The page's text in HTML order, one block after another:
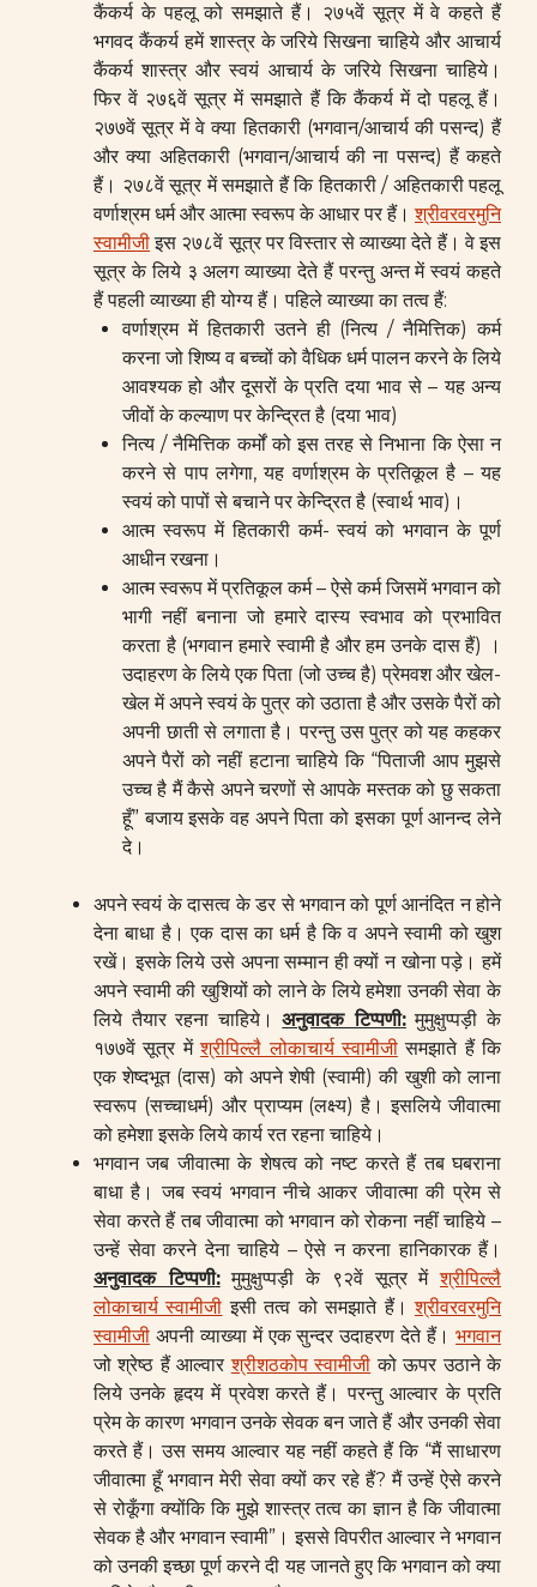
कैंकर्य के पहलू को समझाते हैं। २७५वें सूत्र में वे कहते हैं
भगवद कैंकर्य हमें शास्त्र के जरिये सिखना चाहिये और आचार्य
कैंकर्य शास्त्र और स्वयं आचार्य के जरिये सिखना चाहिये।
फिर वें २७६वें सूत्र में समझाते हैं कि कैंकर्य में दो पहलू हैं।
२७७वें सूत्र में वे क्या हितकारी (भगवान/आचार्य की पसन्द) हैं
और क्या अहितकारी (भगवान/आचार्य की ना पसन्द) हैं कहते
हैं। २७८वें सूत्र में समझाते हैं कि हितकारी / अहितकारी पहलू
वर्णाश्रम धर्म और आत्मा स्वरूप के आधार पर हैं।श्रीवरवरमुनि
स्वामीजीइस २७८वें सूत्र पर विस्तार से व्याख्या देते हैं। वे इस
सूत्र के लिये ३ अलग व्याख्या देते हैं परन्तु अन्त में स्वयं कहते
हैं पहली व्याख्या ही योग्य हैं। पहिले व्याख्या का तत्व हैं:
वर्णाश्रम में हितकारी उतने ही (नित्य / नैमित्तिक) कर्म
करना जो शिष्य व बच्चों को वैधिक धर्म पालन करने के लिये
आवश्यक हो और दूसरों के प्रति दया भाव से – यह अन्य
जीवों के कल्याण पर केन्द्रित है (दया भाव)
नित्य / नैमित्तिक कर्मों को इस तरह से निभाना कि ऐसा न
करने से पाप लगेगा, यह वर्णाश्रम के प्रतिकूल है – यह
स्वयं को पापों से बचाने पर केन्द्रित है (स्वार्थ भाव)।
आत्म स्वरूप में हितकारी कर्म- स्वयं को भगवान के पूर्ण
आधीन रखना।
आत्म स्वरूप में प्रतिकूल कर्म – ऐसे कर्म जिसमें भगवान को
भागी नहीं बनाना जो हमारे दास्य स्वभाव को प्रभावित
करता है (भगवान हमारे स्वामी है और हम उनके दास हैं) ।
उदाहरण के लिये एक पिता (जो उच्च है) प्रेमवश और खेल-
खेल में अपने स्वयं के पुत्र को उठाता है और उसके पैरों को
अपनी छाती से लगाता है। परन्तु उस पुत्र को यह कहकर
अपने पैरों को नहीं हटाना चाहिये कि “पिताजी आप मुझसे
उच्च है मैं कैसे अपने चरणों से आपके मस्तक को छु सकता
हूँ” बजाय इसके वह अपने पिता को इसका पूर्ण आनन्द लेने
दे।
अपने स्वयं के दासत्व के डर से भगवान को पूर्ण आनंदित न होने
देना बाधा है। एक दास का धर्म है कि व अपने स्वामी को खुश
रखें। इसके लिये उसे अपना सम्मान ही क्यों न खोना पड़े। हमें
अपने स्वामी की खुशियों को लाने के लिये हमेशा उनकी सेवा के
लिये तैयार रहना चाहिये।अनुवादक टिप्पणी:मुमुक्षुप्पड़ी के
१७७वें सूत्र मेंश्रीपिल्लै लोकाचार्य स्वामीजीसमझाते हैं कि
एक शेष्दभूत (दास) को अपने शेषी (स्वामी) की खुशी को लाना
स्वरूप (सच्चाधर्म) और प्राप्यम (लक्ष्य) है। इसलिये जीवात्मा
को हमेशा इसके लिये कार्य रत रहना चाहिये।
भगवान जब जीवात्मा के शेषत्व को नष्ट करते हैं तब घबराना
बाधा है। जब स्वयं भगवान नीचे आकर जीवात्मा की प्रेम से
सेवा करते हैं तब जीवात्मा को भगवान को रोकना नहीं चाहिये –
उन्हें सेवा करने देना चाहिये – ऐसे न करना हानिकारक हैं।
अनुवादक टिप्पणी:मुमुक्षुप्पड़ी के ९२वें सूत्र मेंश्रीपिल्लै
लोकाचार्य स्वामीजी इसी तत्व को समझाते हैं।श्रीवरवरमुनि
स्वामीजी अपनी व्याख्या में एक सुन्दर उदाहरण देते हैं। भगवान
जो श्रेष्ठ हैं आल्वारश्रीशठकोप स्वामीजी को ऊपर उठाने के
लिये उनके हृदय में प्रवेश करते हैं। परन्तु आल्वार के प्रति
प्रेम के कारण भगवान उनके सेवक बन जाते हैं और उनकी सेवा
करते हैं। उस समय आल्वार यह नहीं कहते हैं कि “मैं साधारण
जीवात्मा हूँ भगवान मेरी सेवा क्यों कर रहे हैं? मैं उन्हें ऐसे करने
से रोकूँगा क्योंकि कि मुझे शास्त्र तत्व का ज्ञान है कि जीवात्मा
सेवक है और भगवान स्वामी”। इससे विपरीत आल्वार ने भगवान
को उनकी इच्छा पूर्ण करने दी यह जानते हुए कि भगवान को क्या